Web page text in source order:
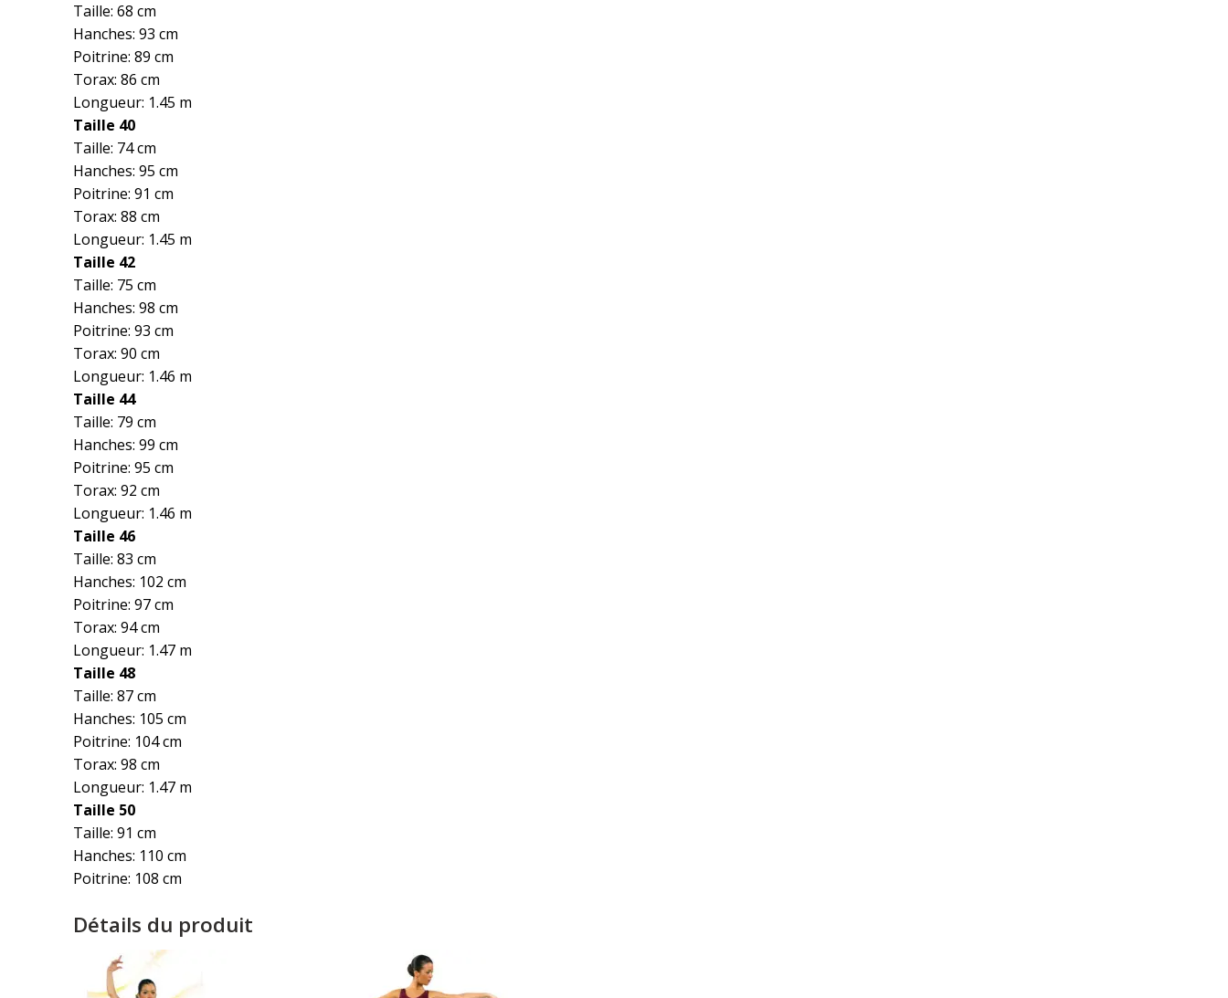
Taille: 68 cm
Hanches: 93 cm
Poitrine: 89 cm
Torax: 86 cm
Longueur: 1.45 m
Taille 40
Taille: 74 cm
Hanches: 95 cm
Poitrine: 91 cm
Torax: 88 cm
Longueur: 1.45 m
Taille 42
Taille: 75 cm
Hanches: 98 cm
Poitrine: 93 cm
Torax: 90 cm
Longueur: 1.46 m
Taille 44
Taille: 79 cm
Hanches: 99 cm
Poitrine: 95 cm
Torax: 92 cm
Longueur: 1.46 m
Taille 46
Taille: 83 cm
Hanches: 102 cm
Poitrine: 97 cm
Torax: 94 cm
Longueur: 1.47 m
Taille 48
Taille: 87 cm
Hanches: 105 cm
Poitrine: 104 cm
Torax: 98 cm
Longueur: 1.47 m
Taille 50
Taille: 91 cm
Hanches: 110 cm
Poitrine: 108 cm
Détails du produit